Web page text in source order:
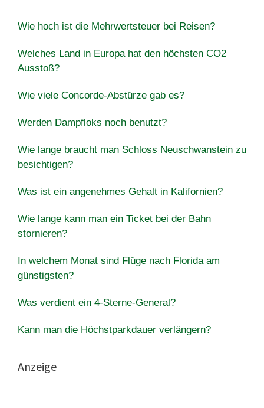
Wie hoch ist die Mehrwertsteuer bei Reisen?
Welches Land in Europa hat den höchsten CO2
Ausstoß?
Wie viele Concorde-Abstürze gab es?
Werden Dampfloks noch benutzt?
Wie lange braucht man Schloss Neuschwanstein zu
besichtigen?
Was ist ein angenehmes Gehalt in Kalifornien?
Wie lange kann man ein Ticket bei der Bahn
stornieren?
In welchem ​​Monat sind Flüge nach Florida am
günstigsten?
Was verdient ein 4-Sterne-General?
Kann man die Höchstparkdauer verlängern?
Anzeige